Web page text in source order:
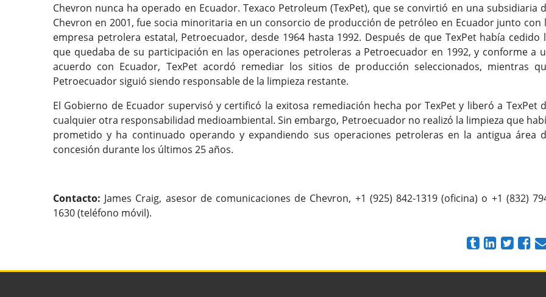
Chevron nunca ha operado en Ecuador. Texaco Petroleum (TexPet), que se convirtió en una subsidiaria
Chevron en 2001, fue socia minoritaria en un consorcio de producción de petróleo en Ecuador junto con
empresa petrolera estatal, Petroecuador, desde 1964 hasta 1992. Después de que TexPet había cedido
que quedaba de su participación en las operaciones petroleras a Petroecuador en 1992, y conforme a
acuerdo con Ecuador, TexPet acordó remediar los sitios de producción seleccionados, mientras
Petroecuador siguió siendo responsable de la limpieza restante.
El Gobierno de Ecuador supervisó y certificó la exitosa remediación hecha por TexPet y liberó a TexPet
cualquier otra responsabilidad medioambiental. Sin embargo, Petroecuador no realizó la limpieza que
prometido y ha continuado operando y expandiendo sus operaciones petroleras en la antigua área
concesión durante los últimos 25 años.
Contacto: James Craig, asesor de comunicaciones de Chevron, +1 (925) 842-1319 (oficina) o +1 (832)
1630 (teléfono móvil).